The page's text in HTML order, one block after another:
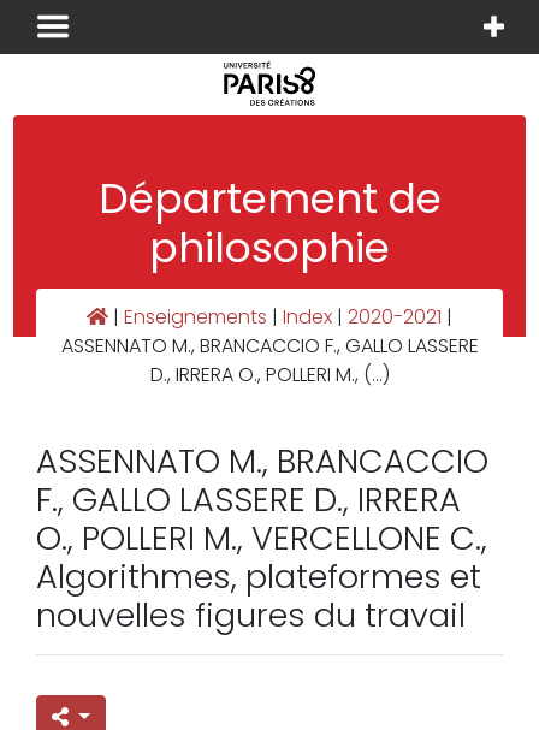
Panneau de gestion des cookies
Département de
philosophie
| Enseignements | Index | 2020-2021 |
ASSENNATO M., BRANCACCIO F., GALLO LASSERE
D., IRRERA O., POLLERI M., (…)
ASSENNATO M., BRANCACCIO
F., GALLO LASSERE D., IRRERA
O., POLLERI M., VERCELLONE C.,
Algorithmes, plateformes et
nouvelles figures du travail